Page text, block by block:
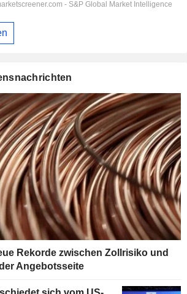
Rekorde zwischen Zollrisiko und
Angebotsseite